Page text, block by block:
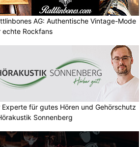
AG: Authentische Vintage-Mode
echte Rockfans
Experte für gutes Hören und Gehörschutz
Sonnenberg